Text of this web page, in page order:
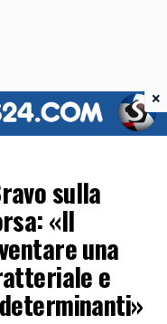
sulla
«Il
una
e
×